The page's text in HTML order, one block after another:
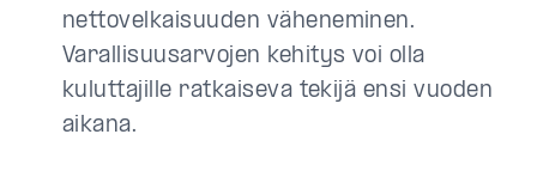
nettovelkaisuuden väheneminen.
Varallisuusarvojen kehitys voi olla
kuluttajille ratkaiseva tekijä ensi vuoden
aikana.